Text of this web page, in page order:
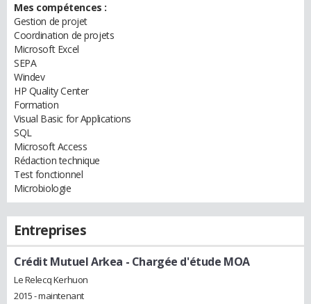
Mes compétences :
Gestion de projet
Coordination de projets
Microsoft Excel
SEPA
Windev
HP Quality Center
Formation
Visual Basic for Applications
SQL
Microsoft Access
Rédaction technique
Test fonctionnel
Microbiologie
Entreprises
Crédit Mutuel Arkea - Chargée d'étude MOA
Le Relecq Kerhuon
2015 - maintenant